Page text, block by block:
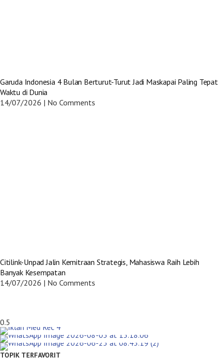
Garuda Indonesia 4 Bulan Berturut-Turut Jadi Maskapai Paling Tepat
Waktu di Dunia
14/07/2026
No Comments
Citilink-Unpad Jalin Kemitraan Strategis, Mahasiswa Raih Lebih
Banyak Kesempatan
14/07/2026
No Comments
TOPIK TERFAVORIT